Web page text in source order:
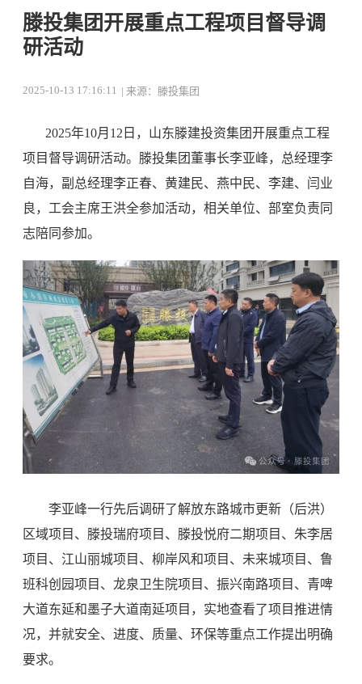
滕投集团开展重点工程项目督导调
研活动
2025-10-13 17:16:11 | 来源：滕投集团
2025年10月12日，山东滕建投资集团开展重点工程
项目督导调研活动。滕投集团董事长李亚峰，总经理李
自海，副总经理李正春、黄建民、燕中民、李建、闫业
良，工会主席王洪全参加活动，相关单位、部室负责同
志陪同参加。
李亚峰一行先后调研了解放东路城市更新（后洪）
区域项目、滕投瑞府项目、滕投悦府二期项目、朱李居
项目、江山丽城项目、柳岸风和项目、未来城项目、鲁
班科创园项目、龙泉卫生院项目、振兴南路项目、青啤
大道东延和墨子大道南延项目，实地查看了项目推进情
况，并就安全、进度、质量、环保等重点工作提出明确
要求。